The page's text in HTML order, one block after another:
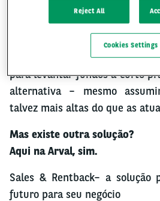
foram severas em diversos
liquidez será fundamental
custos diversos ou para
o caixa reduzido, a busca por
para levantar fundos a curto
alternativa – mesmo
talvez mais altas do que as
Mas existe outra solução?
Aqui na Arval, sim.
Sales & Rentback– a solução
futuro para seu negócio
Reject All
Cookies Settings